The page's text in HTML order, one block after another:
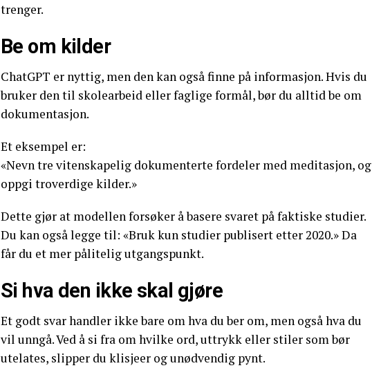
trenger.
Be om kilder
ChatGPT er nyttig, men den kan også finne på informasjon. Hvis du
bruker den til skolearbeid eller faglige formål, bør du alltid be om
dokumentasjon.
Et eksempel er:
«Nevn tre vitenskapelig dokumenterte fordeler med meditasjon, og
oppgi troverdige kilder.»
Dette gjør at modellen forsøker å basere svaret på faktiske studier.
Du kan også legge til: «Bruk kun studier publisert etter 2020.» Da
får du et mer pålitelig utgangspunkt.
Si hva den ikke skal gjøre
Et godt svar handler ikke bare om hva du ber om, men også hva du
vil unngå. Ved å si fra om hvilke ord, uttrykk eller stiler som bør
utelates, slipper du klisjeer og unødvendig pynt.